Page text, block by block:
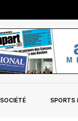
SOCIÉTÉ SPORTS